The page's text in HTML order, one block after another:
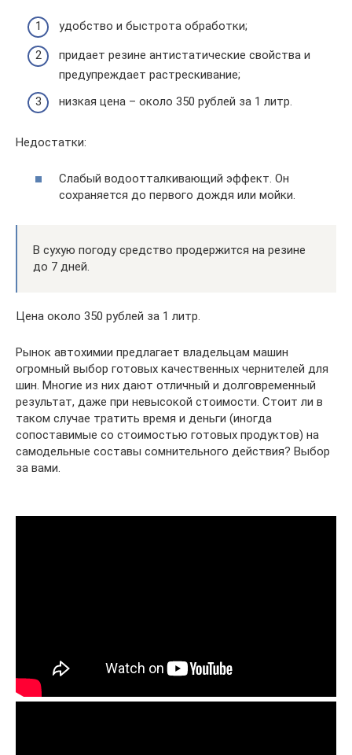
удобство и быстрота обработки;
придает резине антистатические свойства и
предупреждает растрескивание;
низкая цена – около 350 рублей за 1 литр.
Недостатки:
Слабый водоотталкивающий эффект. Он
сохраняется до первого дождя или мойки.
В сухую погоду средство продержится на резине
до 7 дней.
Цена около 350 рублей за 1 литр.
Рынок автохимии предлагает владельцам машин
огромный выбор готовых качественных чернителей для
шин. Многие из них дают отличный и долговременный
результат, даже при невысокой стоимости. Стоит ли в
таком случае тратить время и деньги (иногда
сопоставимые со стоимостью готовых продуктов) на
самодельные составы сомнительного действия? Выбор
за вами.